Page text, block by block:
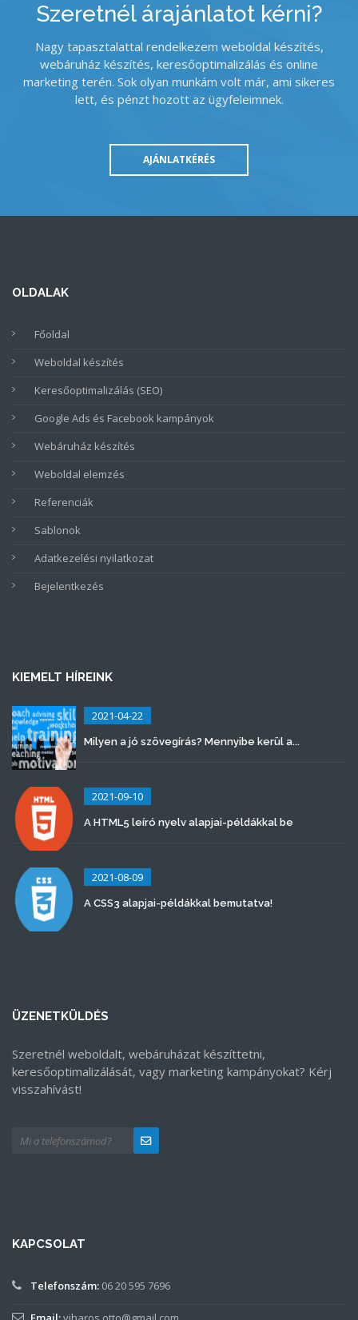
Szeretnél árajánlatot kérni?
Nagy tapasztalattal rendelkezem weboldal készítés,
webáruház készítés, keresőoptimalizálás és online
marketing terén. Sok olyan munkám volt már, ami sikeres
lett, és pénzt hozott az ügyfeleimnek.
AJÁNLATKÉRÉS
OLDALAK
Főoldal
Weboldal készítés
Keresőoptimalizálás (SEO)
Google Ads és Facebook kampányok
Webáruház készítés
Weboldal elemzés
Referenciák
Sablonok
Adatkezelési nyilatkozat
Bejelentkezés
KIEMELT HÍREINK
2021-04-22
Milyen a jó szövegírás? Mennyibe kerül a...
2021-09-10
A HTML5 leíró nyelv alapjai-példákkal be
2021-08-09
A CSS3 alapjai-példákkal bemutatva!
ÜZENETKÜLDÉS
Szeretnél weboldalt, webáruházat készíttetni,
keresőoptimalizálását, vagy marketing kampányokat? Kérj
visszahívást!
KAPCSOLAT
Telefonszám: 06 20 595 7696